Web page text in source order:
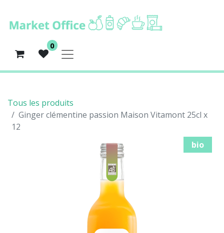
0
Tous les produits
Ginger clémentine passion Maison Vitamont 25cl x
12
bio